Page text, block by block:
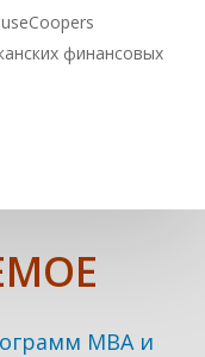
финансовых
МВА и